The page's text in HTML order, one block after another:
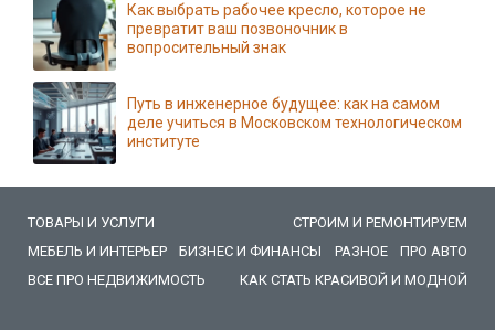
Как выбрать рабочее кресло, которое не
превратит ваш позвоночник в
вопросительный знак
Путь в инженерное будущее: как на самом
деле учиться в Московском технологическом
институте
ТОВАРЫ И УСЛУГИ
СТРОИМ И РЕМОНТИРУЕМ
МЕБЕЛЬ И ИНТЕРЬЕР
БИЗНЕС И ФИНАНСЫ РАЗНОЕ
ПРО АВТО
ВСЕ ПРО НЕДВИЖИМОСТЬ
КАК СТАТЬ КРАСИВОЙ И МОДНОЙ